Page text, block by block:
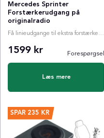
Mercedes Sprinter
Forstærkerudgang på
originalradio
Få linieudgange til ekstra forstærker i din Mercedes Sprinter
1599 kr Forespørgsel
Læs mere
SPAR 235 KR